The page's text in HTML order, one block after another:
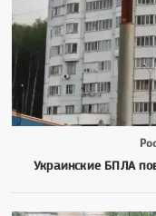
Украинские БПЛА